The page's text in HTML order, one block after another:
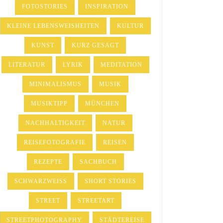
FOTOSTORIES INSPIRATION
KLEINE LEBENSWEISHEITEN KULTUR
KUNST KURZ GESAGT
LITERATUR LYRIK MEDITATION
MINIMALISMUS MUSIK
MUSIKTIPP MÜNCHEN
NACHHALTIGKEIT NATUR
REISEFOTOGRAFIE REISEN
REZEPTE SACHBUCH
SCHWARZWEISS SHORT STORIES
STREET STREETART
STREETPHOTOGRAPHY STÄDTEREISE